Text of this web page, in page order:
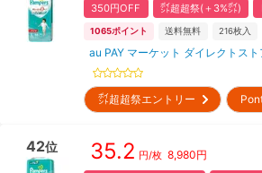
350円OFF ㌽超超祭(＋3%㌽)
1065ポイント 送料無料 216枚入
au PAY マーケット ダイレクトスト
㌽超超祭エントリー
42位 35.2 円/枚 8,980円